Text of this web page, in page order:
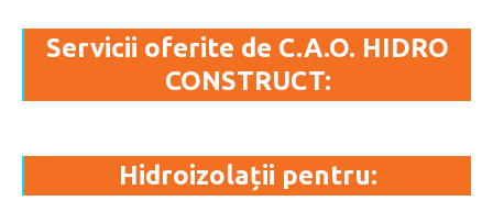
Servicii oferite de C.A.O. HIDRO
CONSTRUCT:
Hidroizolații pentru: